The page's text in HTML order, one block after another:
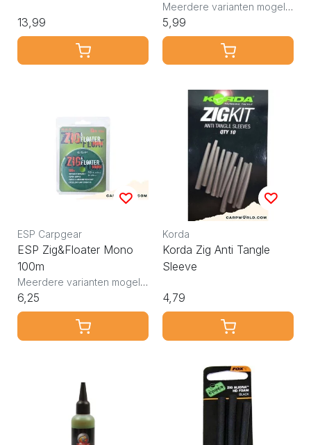
13,99
Meerdere varianten mogelijk
5,99
ESP Carpgear
ESP Zig&Floater Mono
100m
Meerdere varianten mogelijk
6,25
Korda
Korda Zig Anti Tangle
Sleeve
4,79